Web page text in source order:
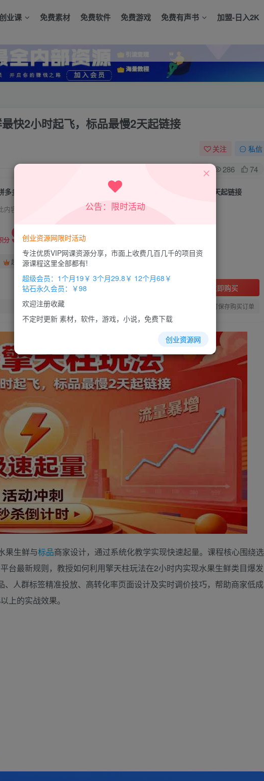
业课 免费素材 免费软件 免费游戏 免费有声书 加盟-日入2K
快2小时起飞，标品最慢2天起链接
关注 私信
0 286 74
多多擎天柱玩法（1.0+1.5），水果生鲜最快2小时起飞，标品最慢2天起链接
内容为付费资源，请付费后查看
分 9.9
超级会员免费 钻石会员
立即购买
您当前未登录！建议登陆后购买，办理会员包月更省钱，可保存购买订单
果生鲜与标品商家设计，通过系统化教学实现快速起量。课程核心围绕选
台最新规则，教授如何利用擎天柱玩法在2小时内实现水果生鲜类目爆发
人群标签精准投放、高转化率页面设计及实时调价技巧，帮助商家低成
上的实战效果。
公告：限时活动
创业资源网限时活动
专注优质VIP网课资源分享，市面上收费几百几千的项目资
源课程这里全部都有!
超级会员：1个月19￥ 3个月29.8￥ 12个月68￥
钻石永久会员：￥98
欢迎注册收藏
不定时更新 素材，软件，游戏，小说，免费下载
创业资源网